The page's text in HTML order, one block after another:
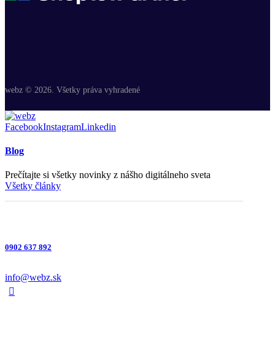
webz © 2026. Všetky práva vyhradené
FacebookInstagramLinkedin
Blog
Prečítajte si všetky novinky z nášho digitálneho sveta
Všetky články
0902 637 892
info@webz.sk